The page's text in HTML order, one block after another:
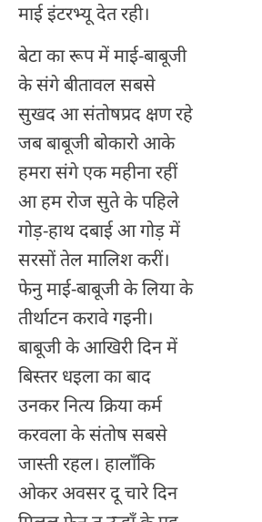
माई इंटरभ्यू देत रही।
बेटा का रूप में माई-बाबूजी
के संगे बीतावल सबसे
सुखद आ संतोषप्रद क्षण रहे
जब बाबूजी बोकारो आके
हमरा संगे एक महीना रहीं
आ हम रोज सुते के पहिले
गोड़-हाथ दबाई आ गोड़ में
सरसों तेल मालिश करीं।
फेनु माई-बाबूजी के लिया के
तीर्थाटन करावे गइनी।
बाबूजी के आखिरी दिन में
बिस्तर धइला का बाद
उनकर नित्य क्रिया कर्म
करवला के संतोष सबसे
जास्ती रहल। हालाँकि
ओकर अवसर दू चारे दिन